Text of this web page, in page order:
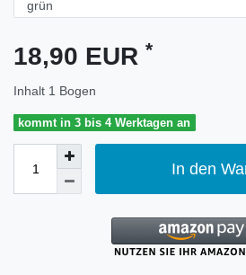
18,90 EUR *
Inhalt 1 Bogen
kommt in 3 bis 4 Werktagen an
In den